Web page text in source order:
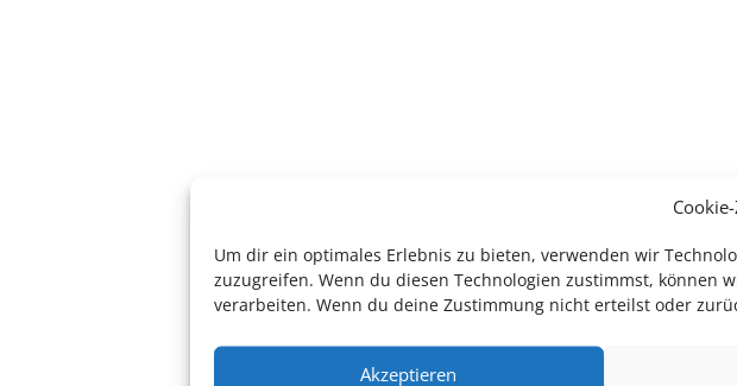
Um dir ein optimales Erlebnis zu bieten, verwenden wir
zuzugreifen. Wenn du diesen Technologien zustimmst, können
verarbeiten. Wenn du deine Zustimmung nicht erteilst oder
Akzeptieren